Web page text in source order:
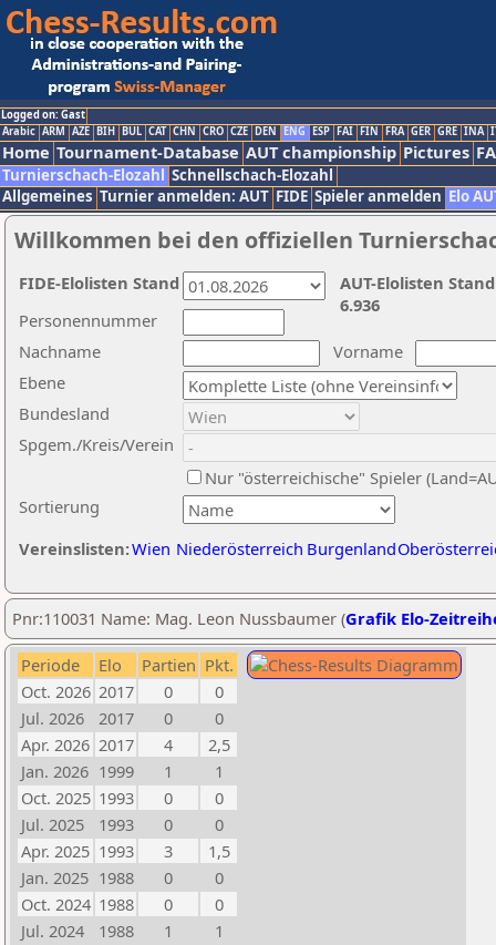
Logged on: Gast
Arabic ARM AZE BIH BUL CAT CHN CRO CZE DEN ENG ESP FAI FIN FRA GER GRE INA
Home Tournament-Database AUT championship Pictures
Turnierschach-Elozahl Schnellschach-Elozahl
Allgemeines Turnier anmelden: AUT FIDE Spieler anmelden Elo
Willkommen bei den offiziellen
Nachname
Vorname
Ebene
Sortierung
Personennummer
Bundesland
Spgem./Kreis/Verein
Nur "österreichische" Spieler
Vereinslisten:Wien Niederösterreich Burgenland
AUT-Elolisten
6.936
FIDE-Elolisten Stand
Pnr:110031 Name: Mag. Leon Nussbaumer (Grafik Elo-
Periode Elo Partien Pkt.
Oct. 2026 2017 0
0
Jul. 2026
2017 0
0
Apr. 2026 2017 4
2,5
Jan. 2026 1999 1
1
Oct. 2025 1993 0
0
Jul. 2025
1993 0
0
Apr. 2025 1993 3
1,5
Jan. 2025 1988 0
0
Oct. 2024 1988 0
0
Jul. 2024
1988 1
1